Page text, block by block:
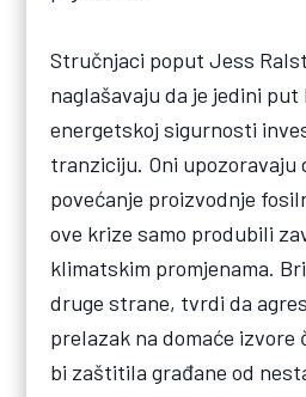
Stručnjaci poput Jess
naglašavaju da je jedini put
energetskoj sigurnosti
tranziciju. Oni upozoravaju
povećanje proizvodnje
ove krize samo produbili
klimatskim promjenama.
druge strane, tvrdi da
prelazak na domaće izvore
bi zaštitila građane od